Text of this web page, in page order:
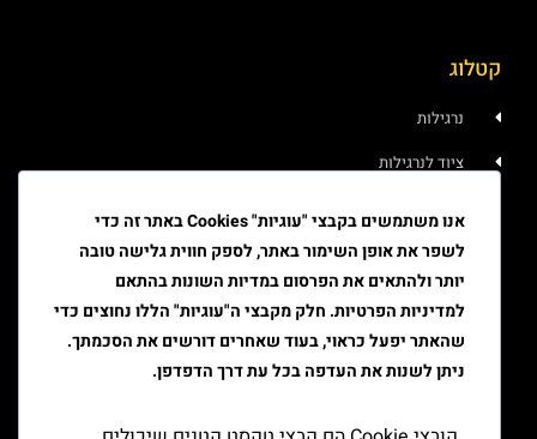
קטלוג
נרגילות
ציוד לנרגילות
טבק
ציוד למעשן
יצירת קשר
אנו משתמשים בקבצי "עוגיות" Cookies באתר זה כדי
לשפר את אופן השימור באתר, לספק חווית גלישה טובה
יותר ולהתאים את הפרסום במדיות השונות בהתאם
למדיניות הפרטיות. חלק מקבצי ה"עוגיות" הללו נחוצים כדי
שהאתר יפעל כראוי, בעוד שאחרים דורשים את הסכמתך.
ניתן לשנות את העדפה בכל עת דרך הדפדפן.